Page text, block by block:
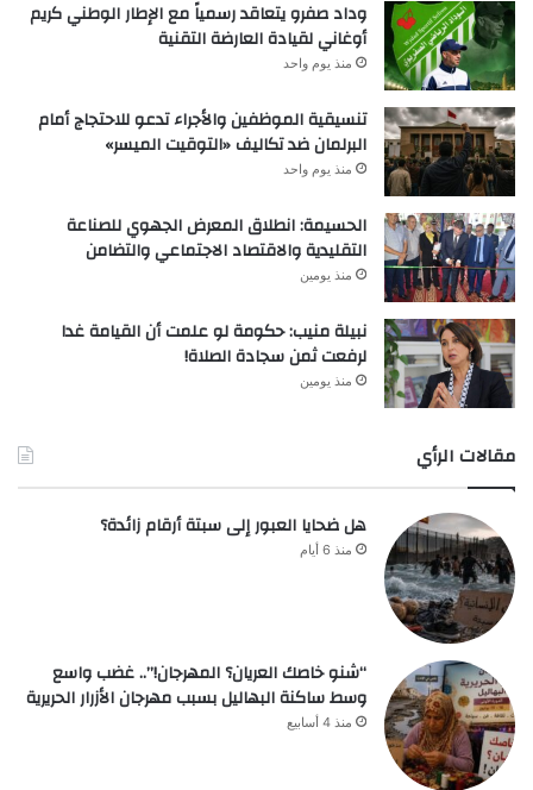
وداد صفرو يتعاقد رسمياً مع الإطار الوطني كريم
أوغاني لقيادة العارضة التقنية
منذ يوم واحد
تنسيقية الموظفين والأجراء تدعو للاحتجاج أمام
البرلمان ضد تكاليف «التوقيت الميسر»
منذ يوم واحد
الحسيمة: انطلاق المعرض الجهوي للصناعة
التقليدية والاقتصاد الاجتماعي والتضامن
منذ يومين
نبيلة منيب: حكومة لو علمت أن القيامة غدا
لرفعت ثمن سجادة الصلاة!
منذ يومين
مقالات الرأي
هل ضحايا العبور إلى سبتة أرقام زائدة؟
منذ 6 أيام
“شنو خاصك العريان؟ المهرجان!”.. غضب واسع
وسط ساكنة البهاليل بسبب مهرجان الأزرار الحريرية
منذ 4 أسابيع